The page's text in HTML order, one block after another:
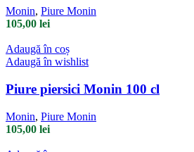
Monin, Piure Monin
105,00 lei
Adaugă în coș
Adaugă în wishlist
Piure piersici Monin 100 cl
Monin, Piure Monin
105,00 lei